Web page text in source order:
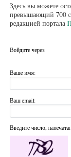
Здесь вы можете
превышающий 700
редакцией портала
Войдите через
Ваше имя:
Ваш email:
Введите число,